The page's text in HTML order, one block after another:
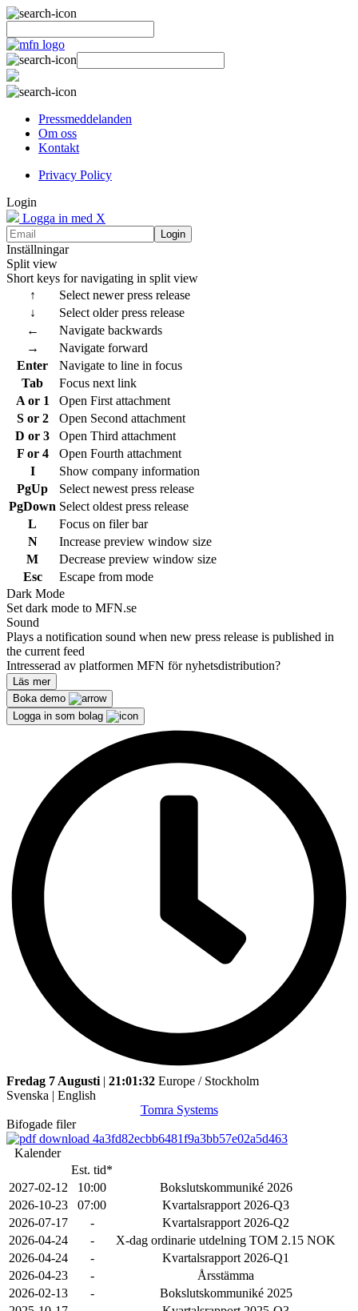
Pressmeddelanden
Om oss
Kontakt
Privacy Policy
Login
Logga in med X
Login
Inställningar
Split view
Short keys for navigating in split view
↑
Select newer press release
↓
Select older press release
←
Navigate backwards
→
Navigate forward
Enter
Navigate to line in focus
Tab
Focus next link
A or 1
Open First attachment
S or 2
Open Second attachment
D or 3
Open Third attachment
F or 4
Open Fourth attachment
I
Show company information
PgUp
Select newest press release
PgDown Select oldest press release
L
Focus on filer bar
N
Increase preview window size
M
Decrease preview window size
Esc
Escape from mode
Dark Mode
Set dark mode to MFN.se
Sound
Plays a notification sound when new press release is published in
the current feed
Intresserad av platformen MFN för nyhetsdistribution?
Läs mer
Boka demo
Logga in som bolag
Fredag 7 Augusti | 21:01:32 Europe / Stockholm
Svenska | English
Tomra Systems
Bifogade filer
4a3fd82ecbb6481f9a3bb57e02a5d463
Kalender
Est. tid*
2027-02-12
10:00
Bokslutskommuniké 2026
2026-10-23
07:00
Kvartalsrapport 2026-Q3
2026-07-17
-
Kvartalsrapport 2026-Q2
2026-04-24
-
X-dag ordinarie utdelning TOM 2.15 NOK
2026-04-24
-
Kvartalsrapport 2026-Q1
2026-04-23
-
Årsstämma
2026-02-13
-
Bokslutskommuniké 2025